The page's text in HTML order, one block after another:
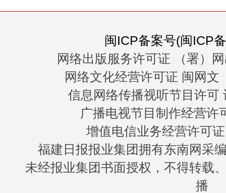
闽ICP备案号(闽ICP
网络出版服务许可证 （署）
网络文化经营许可证 闽网文
信息网络传播视听节目许可
广播电视节目制作经营许
增值电信业务经营许可
福建日报报业集团拥有东南网采
未经报业集团书面授权，不得转载
播